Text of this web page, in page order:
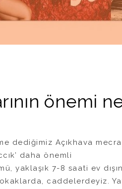
önemi
dediğimiz Açıkhava
daha önemli
yaklaşık 7-8 saati ev
caddelerdeyiz.